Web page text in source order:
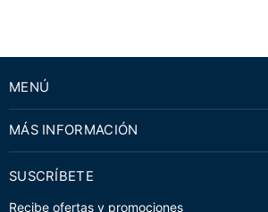
MENÚ
MÁS INFORMACIÓN
SUSCRÍBETE
Recibe ofertas y promociones